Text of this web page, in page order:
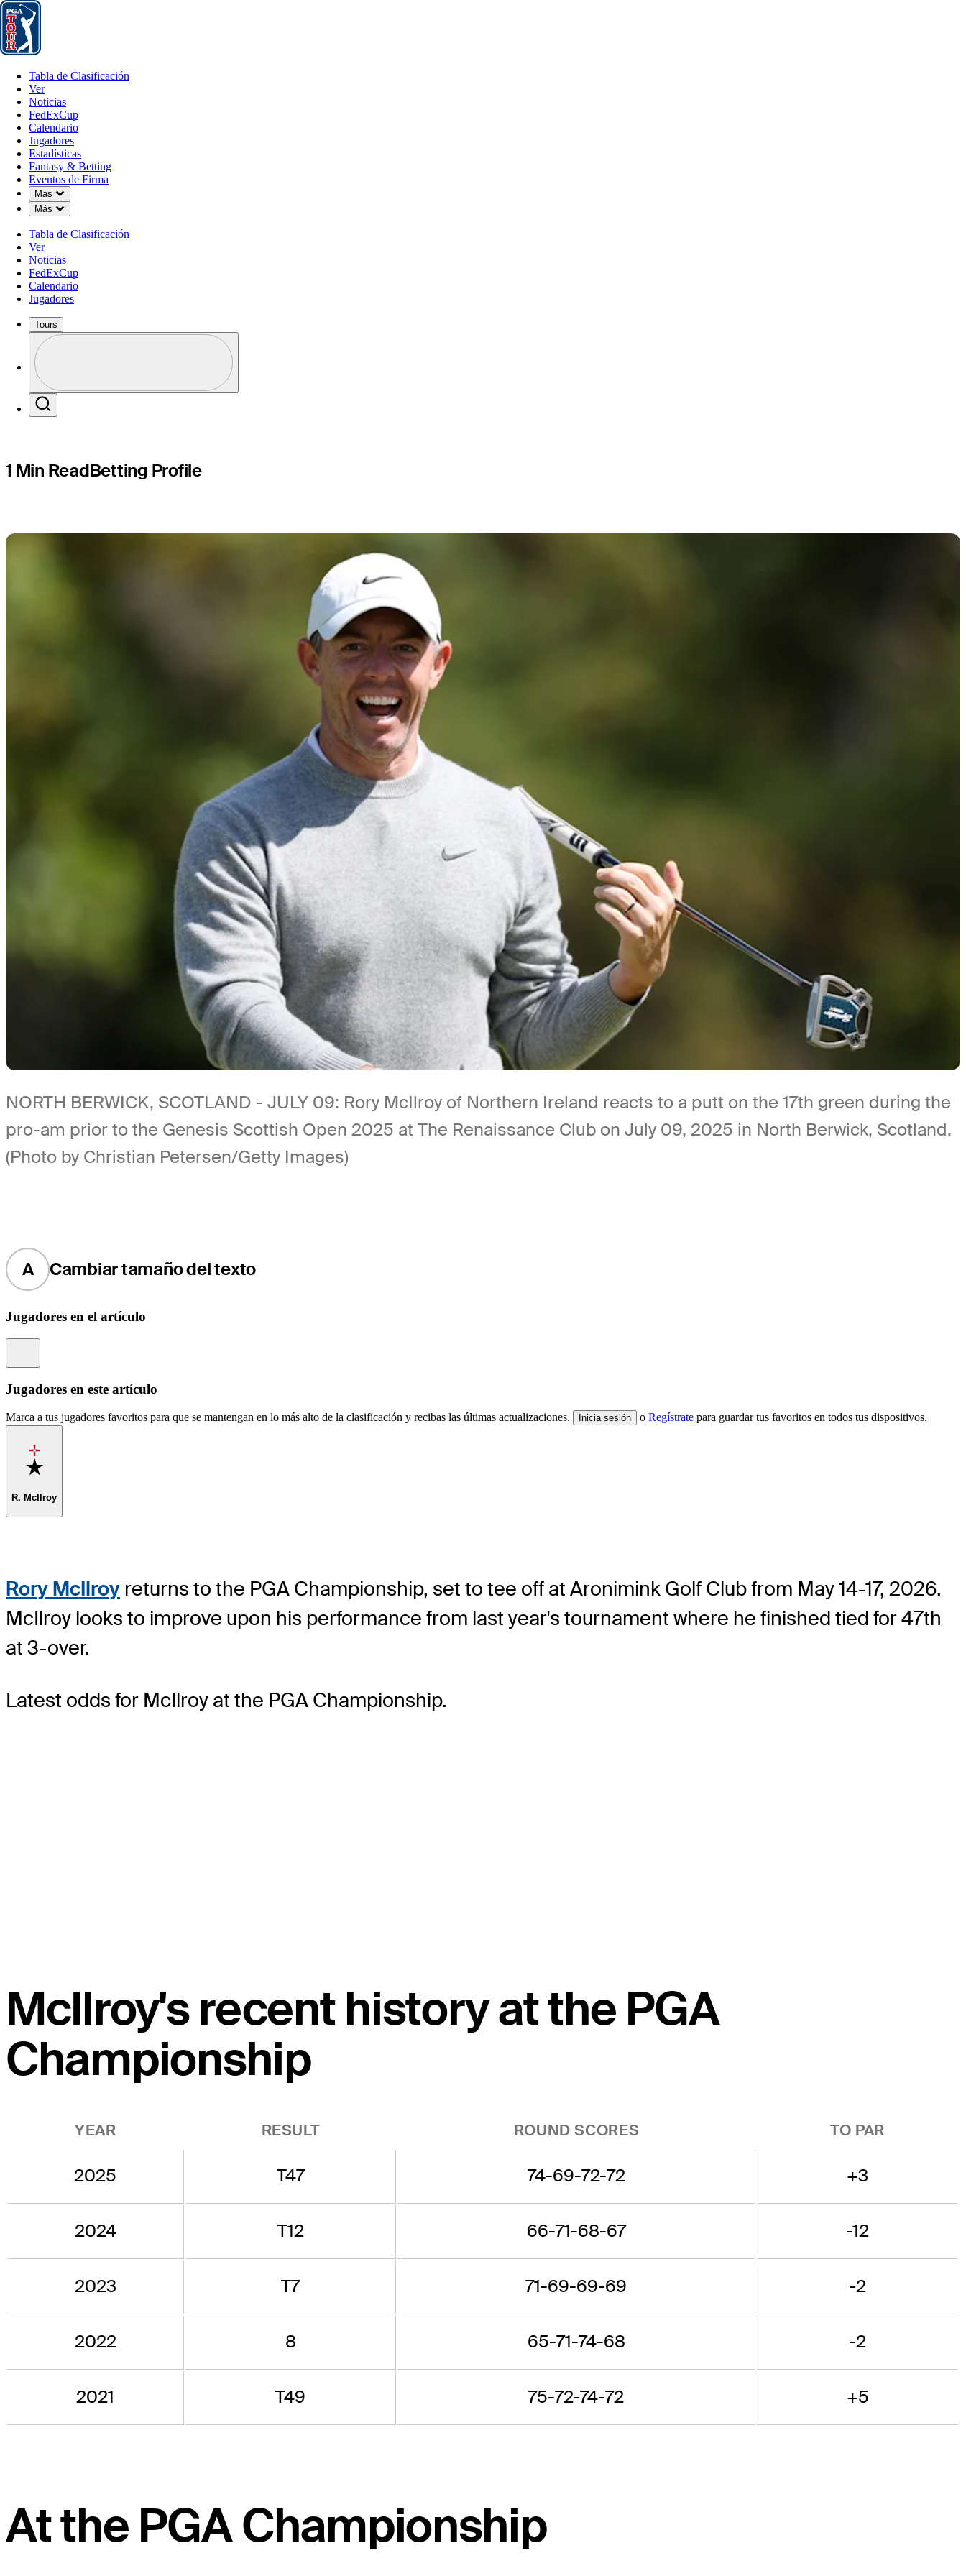
Tabla de Clasificación
Tabla de Clasificación
Ver
Noticias
FedExCup
Calendario
Jugadores
Estadísticas
Fantasy & Betting
Eventos de Firma
Más
Down Chevron
Más
Down Chevron
Tabla de Clasificación
Ver
Noticias
FedExCup
Calendario
Jugadores
Tours
Profile / PGA Tour Pass Logo
MAY 11, 2026
Rory McIlroy betting profile:
PGA Championship
1 Min ReadBetting Profile
NORTH BERWICK, SCOTLAND - JULY 09: Rory McIlroy of Northern Ireland reacts to a putt on the 17th green during the
pro-am prior to the Genesis Scottish Open 2025 at The Renaissance Club on July 09, 2025 in North Berwick, Scotland.
(Photo by Christian Petersen/Getty Images)
A Cambiar tamaño del texto
Jugadores en el artículo
Jugadores en este artículo
Marca a tus jugadores favoritos para que se mantengan en lo más alto de la clasificación y recibas las últimas actualizaciones. Inicia sesión o Regístrate para guardar tus favoritos en todos tus dispositivos.
Favorite
R. McIlroy
Rory McIlroy returns to the PGA Championship, set to tee off at Aronimink Golf Club from May 14-17, 2026.
McIlroy looks to improve upon his performance from last year's tournament where he finished tied for 47th
at 3-over.
Latest odds for McIlroy at the PGA Championship.
McIlroy's recent history at the PGA
Championship
YEAR RESULT ROUND SCORES TO PAR
2025 T47 74-69-72-72 +3
2024 T12 66-71-68-67 -12
2023 T7 71-69-69-69 -2
2022 8 65-71-74-68 -2
2021 T49 75-72-74-72 +5
At the PGA Championship